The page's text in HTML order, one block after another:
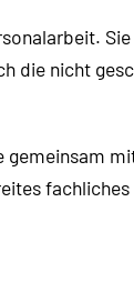
die nicht